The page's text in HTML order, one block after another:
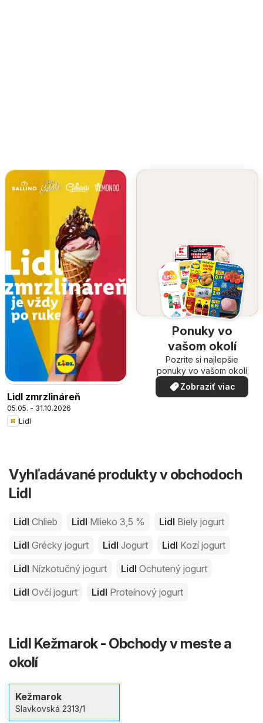
Lidl zmrzlináreň
05.05. - 31.10.2026
Lidl
Ponuky vo
vašom okolí
Pozrite si najlepšie
ponuky vo vašom okolí
Zobraziť viac
Vyhľadávané produkty v obchodoch
Lidl
Lidl Chlieb Lidl Mlieko 3,5 % Lidl Biely jogurt
Lidl Grécky jogurt Lidl Jogurt Lidl Kozí jogurt
Lidl Nízkotučný jogurt Lidl Ochutený jogurt
Lidl Ovčí jogurt Lidl Proteínový jogurt
Lidl Kežmarok - Obchody v meste a
okolí
Kežmarok
Slavkovská 2313/1